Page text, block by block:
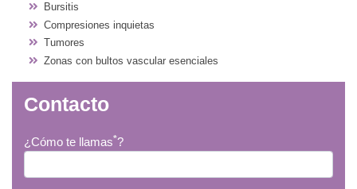
Bursitis
Compresiones inquietas
Tumores
Zonas con bultos vascular esenciales
Contacto
¿Cómo te llamas*?